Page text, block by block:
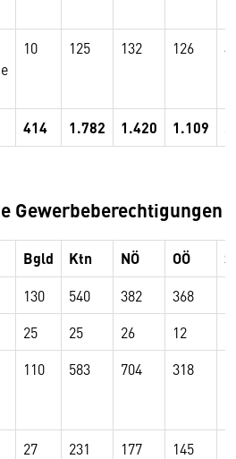
10 125 132 126
414 1.782 1.420 1.109
Gewerbeberechtigungen
Bgld Ktn NÖ OÖ
130 540 382 368
25 25 26 12
110 583 704 318
27 231 177 145